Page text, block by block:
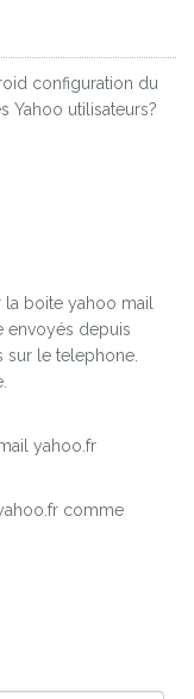
configuration du
Yahoo utilisateurs?
la boite yahoo mail
envoyés depuis
sur le telephone.
yahoo.fr
comme